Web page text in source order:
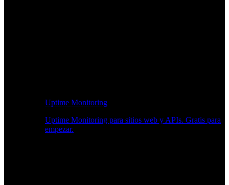
Uptime Monitoring
Uptime Monitoring para sitios web y APIs. Gratis para
empezar.